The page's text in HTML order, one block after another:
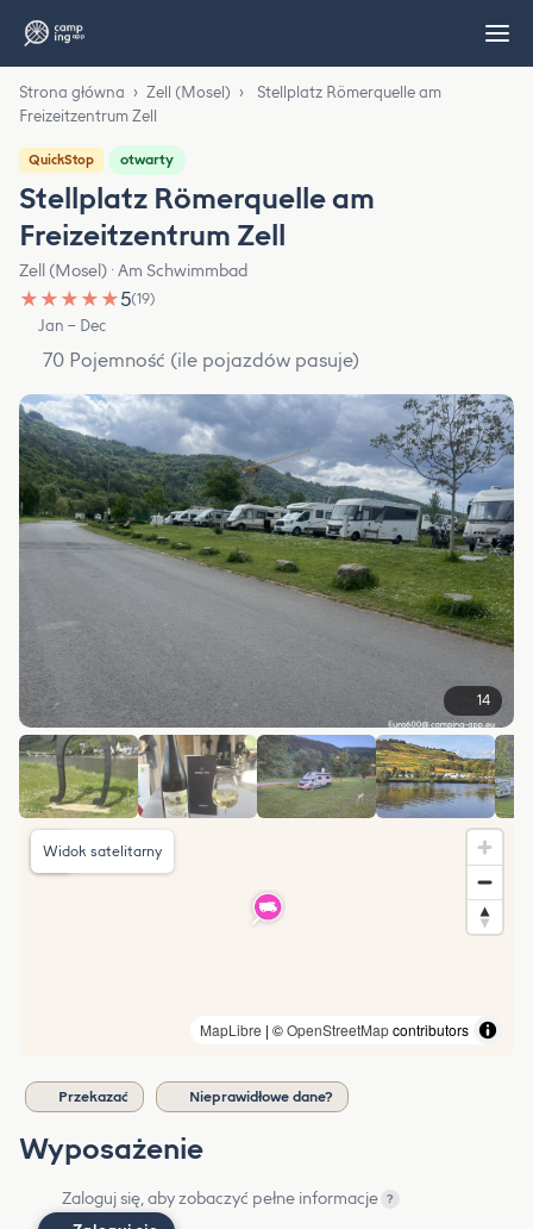
Strona główna › Zell (Mosel) ›
Stellplatz Römerquelle am
Freizeitzentrum Zell
QuickStop otwarty
Stellplatz Römerquelle am
Freizeitzentrum Zell
Zell (Mosel) · Am Schwimmbad
★ ★ ★ ★ ★5(19)
Jan – Dec
70 Pojemność (ile pojazdów pasuje)
14
MapLibre | ©OpenStreetMapcontributors
Widok satelitarny
Przekazać Nieprawidłowe dane?
Wyposażenie
Zaloguj się, aby zobaczyć pełne informacje ?